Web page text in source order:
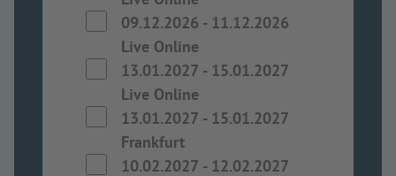
09.12.2026 - 11.12.2026
Live Online
13.01.2027 - 15.01.2027
Live Online
13.01.2027 - 15.01.2027
Frankfurt
10.02.2027 - 12.02.2027